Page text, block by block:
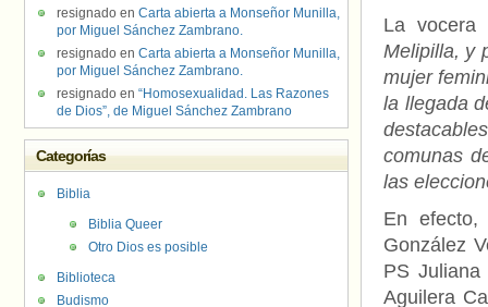
La vocera
Melipilla, y
mujer
la llegada
comunas
las
En
González
PS
Aguilera
resignado en Carta abierta a Monseñor Munilla,
por Miguel Sánchez Zambrano.
resignado en Carta abierta a Monseñor Munilla,
por Miguel Sánchez Zambrano.
resignado en “Homosexualidad. Las Razones
de Dios”, de Miguel Sánchez Zambrano
Categorías
Biblia
Biblia Queer
Otro Dios es posible
Biblioteca
Budismo